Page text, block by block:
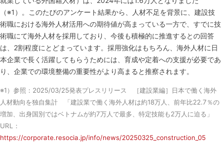
（※1）。このたびのアンケート結果から、人材不足を背景に、建設技
術職における海外人材活用への期待値が高まっている一方で、すでに技
術職にて海外人材を採用しており、今後も積極的に推進するとの回答
は、2割程度にとどまっています。採用強化はもちろん、海外人材に日
本企業で長く活躍してもらうためには、育成や定着への支援が必要であ
り、企業での環境整備の重要性がより高まると推察されます。
※1）参照：2025/03/25発表プレスリリース ［建設業編］日本で働く海外
人材動向を独自集計 「建設業で働く海外人材は約18万人、前年比22.7％の
増加、出身国別ではベトナムが約7万人で最多、特定技能も2万人に迫る」
URL：
https://corporate.resocia.jp/info/news/20250325_construction_05